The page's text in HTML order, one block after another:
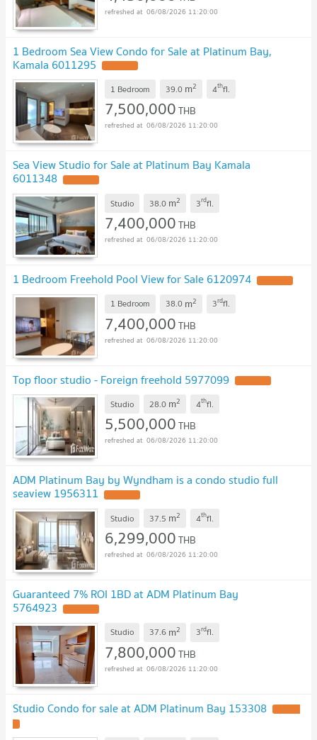
06/08/2026 11:20:00
1 Bedroom Sea View Condo for Sale at Platinum Bay,
Kamala 6011295
1 Bedroom 39.0 m2 4thfl.
7,500,000THB
06/08/2026 11:20:00
Sea View Studio for Sale at Platinum Bay Kamala
6011348
Studio 38.0 m2 3rdfl.
7,400,000THB
06/08/2026 11:20:00
1 Bedroom Freehold Pool View for Sale 6120974
1 Bedroom 38.0 m2 3rdfl.
7,400,000THB
06/08/2026 11:20:00
Top floor studio - Foreign freehold 5977099
Studio 28.0 m2 4thfl.
5,500,000THB
06/08/2026 11:20:00
ADM Platinum Bay by Wyndham is a condo studio full
seaview 1956311
Studio 37.5 m2 4thfl.
6,299,000THB
06/08/2026 11:20:00
Guaranteed 7% ROI 1BD at ADM Platinum Bay
5764923
Studio 37.6 m2 3rdfl.
7,800,000THB
06/08/2026 11:20:00
Studio Condo for sale at ADM Platinum Bay 153308